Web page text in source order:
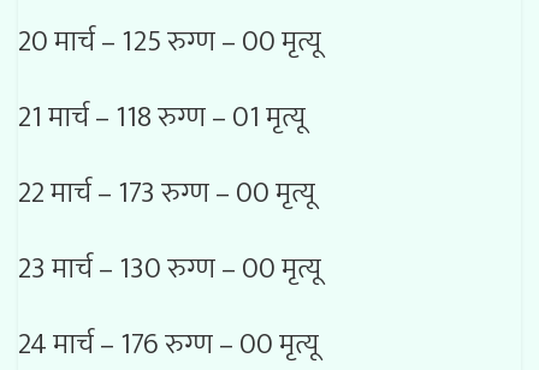
20 मार्च – 125 रुग्ण – 00 मृत्यू
21 मार्च – 118 रुग्ण – 01 मृत्यू
22 मार्च – 173 रुग्ण – 00 मृत्यू
23 मार्च – 130 रुग्ण – 00 मृत्यू
24 मार्च – 176 रुग्ण – 00 मृत्यू